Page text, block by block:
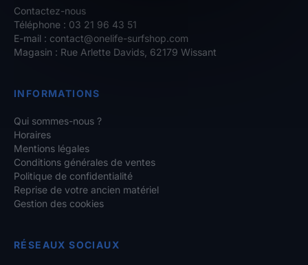
Contactez-nous
Téléphone : 03 21 96 43 51
E-mail : contact@onelife-surfshop.com
Magasin : Rue Arlette Davids, 62179 Wissant
INFORMATIONS
Qui sommes-nous ?
Horaires
Mentions légales
Conditions générales de ventes
Politique de confidentialité
Reprise de votre ancien matériel
Gestion des cookies
RÉSEAUX SOCIAUX